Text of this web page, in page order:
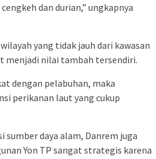
dan durian,” ungkapnya
yang tidak jauh dari kawasan
menjadi nilai tambah tersendiri.
dengan pelabuhan, maka
perikanan laut yang cukup
daya alam, Danrem juga
Yon TP sangat strategis karena